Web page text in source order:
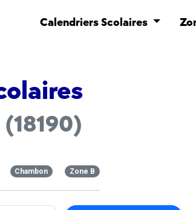
Calendriers Scolaires
(18190)
Chambon Zone B